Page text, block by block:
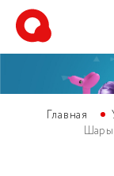
Главная